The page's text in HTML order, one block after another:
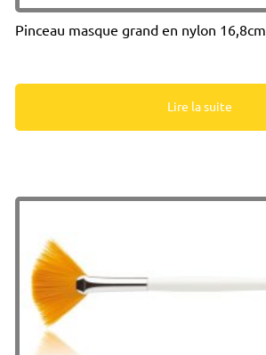
Pinceau masque grand en nylon 16,8cm
Lire la suite